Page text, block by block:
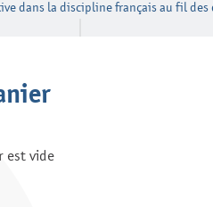
dans la discipline français au fil des
est vide